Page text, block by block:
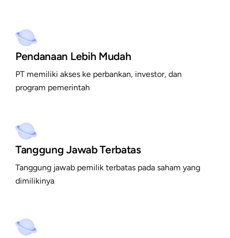
Pendanaan Lebih Mudah
PT memiliki akses ke perbankan, investor, dan
program pemerintah
Tanggung Jawab Terbatas
Tanggung jawab pemilik terbatas pada saham yang
dimilikinya